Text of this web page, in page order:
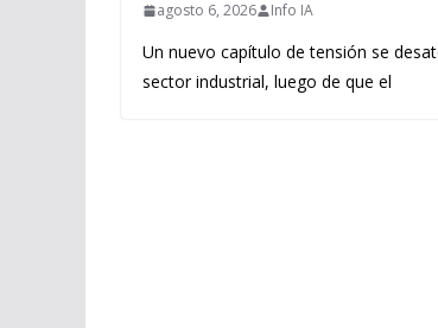
agosto 6, 2026 Info IA
Un nuevo capítulo de tensión se
sector industrial, luego de que el